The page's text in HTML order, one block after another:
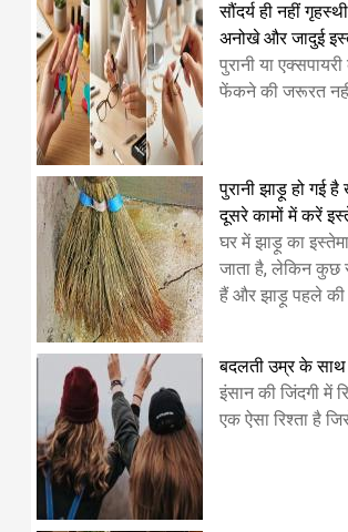
सौंदर्य ही नहीं
अनोखे और जादुई
​पुरानी या
फेंकने की जरूरत
पुरानी झाड़ू हो गई
दूसरे कामों में करें
घर में झाड़ू का
जाता है, लेकिन
हैं और झाड़ू पहले की
बदलती उम्र के साथ
​इंसान की जिंदगी में
एक ऐसा रिश्ता है